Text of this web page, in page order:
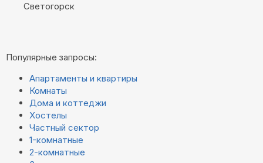
Светогорск
Популярные запросы:
Апартаменты и квартиры
Комнаты
Дома и коттеджи
Хостелы
Частный сектор
1-комнатные
2-комнатные